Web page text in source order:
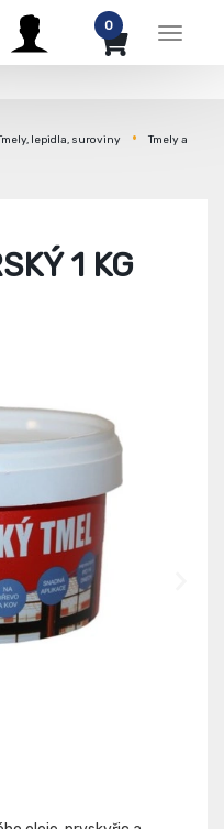
Menu
0
lepidla, suroviny
Tmely a
1 KG